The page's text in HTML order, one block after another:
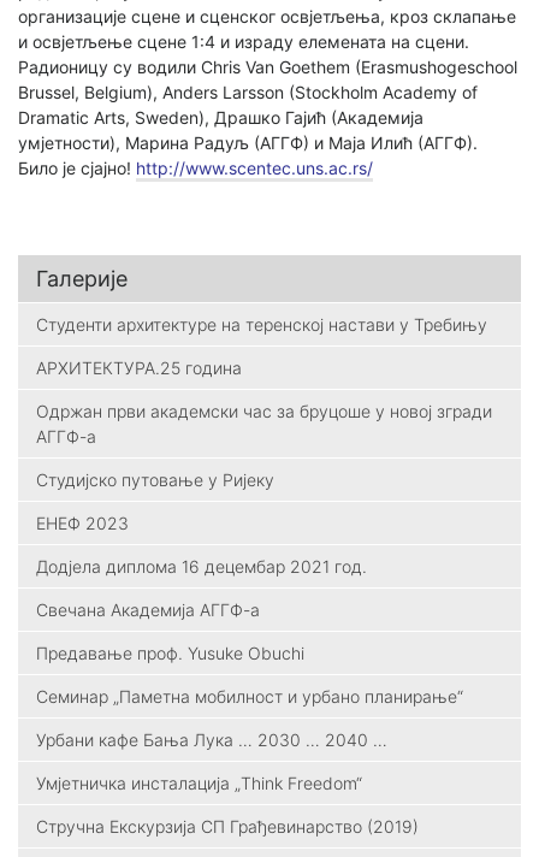
Галерије
Студенти архитектуре на теренској настави у Требињу
АРХИТЕКТУРА.25 година
Одржан први академски час за бруцоше у новој згради
АГГФ-а
Студијско путовање у Ријеку
ЕНЕФ 2023
Додјела диплома 16 децембар 2021 год.
Свечана Академија АГГФ-а
Предавање проф. Yusuke Obuchi
Семинар „Паметна мобилност и урбано планирање“
Урбани кафе Бања Лука … 2030 … 2040 …
Умјетничка инсталација „Think Freedom“
Стручна Екскурзија СП Грађевинарство (2019)
организације сцене и сценског освјетљења, кроз склапање
и освјетљење сцене 1:4 и израду елемената на сцени.
Радионицу су водили Chris Van Goethem (Erasmushogeschool
Brussel, Belgium), Anders Larsson (Stockholm Academy of
Dramatic Arts, Sweden), Драшко Гајић (Академија
умјетности), Марина Радуљ (АГГФ) и Маја Илић (АГГФ).
Било је сјајно! http://www.scentec.uns.ac.rs/